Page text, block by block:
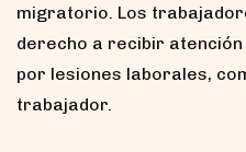
migratorio. Los
derecho a recibir atención
por lesiones laborales,
trabajador.